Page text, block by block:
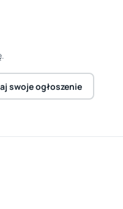
swoje ogłoszenie